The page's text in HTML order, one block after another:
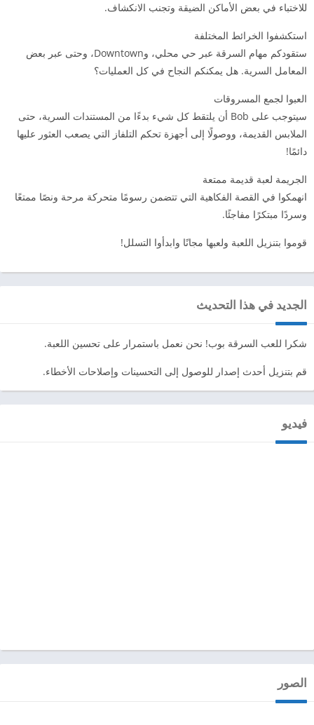
للاختباء في بعض الأماكن الضيقة وتجنب الانكشاف.
استكشفوا الخرائط المختلفة
ستقودكم مهام السرقة عبر حي محلي، وDowntown، وحتى عبر بعض
المعامل السرية. هل يمكنكم النجاح في كل العمليات؟
العبوا لجمع المسروقات
سيتوجب على Bob أن يلتقط كل شيء بدءًا من المستندات السرية، حتى
الملابس القديمة، ووصولًا إلى أجهزة تحكم التلفاز التي يصعب العثور عليها
دائمًا!
الجريمة لعبة قديمة ممتعة
انهمكوا في القصة الفكاهية التي تتضمن رسومًا متحركة مرحة ونصًا ممتعًا
وسردًا مبتكرًا مفاجئًا.
قوموا بتنزيل اللعبة ولعبها مجانًا وابدأوا التسلل!
الجديد في هذا التحديث
شكرا للعب السرقة بوب! نحن نعمل باستمرار على تحسين اللعبة.
قم بتنزيل أحدث إصدار للوصول إلى التحسينات وإصلاحات الأخطاء.
فيديو
الصور